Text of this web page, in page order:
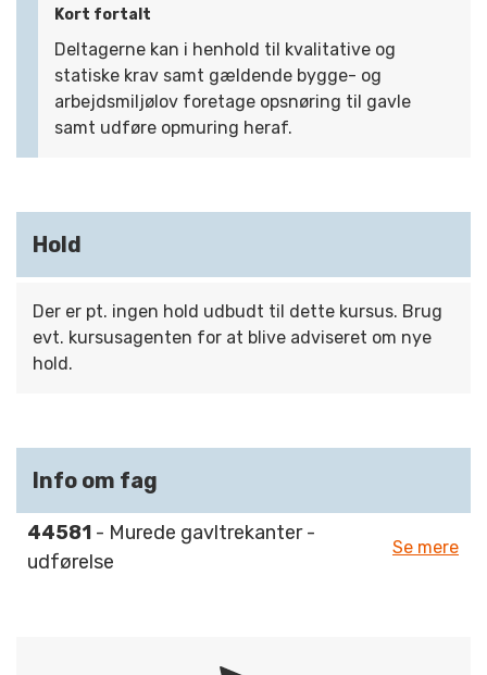
Kort fortalt
Deltagerne kan i henhold til kvalitative og
statiske krav samt gældende bygge- og
arbejdsmiljølov foretage opsnøring til gavle
samt udføre opmuring heraf.
Hold
Der er pt. ingen hold udbudt til dette kursus. Brug
evt. kursusagenten for at blive adviseret om nye
hold.
Info om fag
44581 - Murede gavltrekanter -
udførelse
Se mere